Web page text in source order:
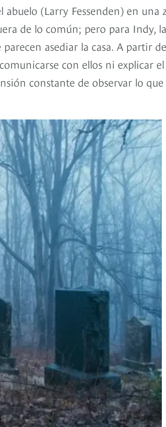
abuelo (Larry Fessenden) en una
de lo común; pero para Indy, la
asediar la casa. A partir de
con ellos ni explicar el
constante de observar lo